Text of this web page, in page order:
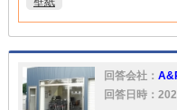
回答会社：
回答日時：